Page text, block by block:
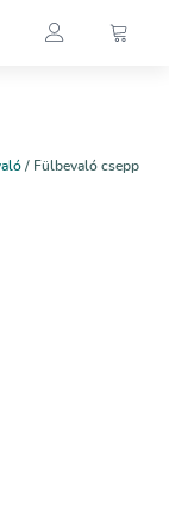
/ Fülbevaló csepp